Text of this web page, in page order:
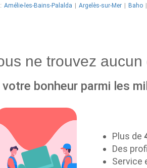
Amélie-les-Bains-Palalda Argelès-sur-Mer Baho
ne trouvez
bonheur parmi les
Plus de
Des
Service